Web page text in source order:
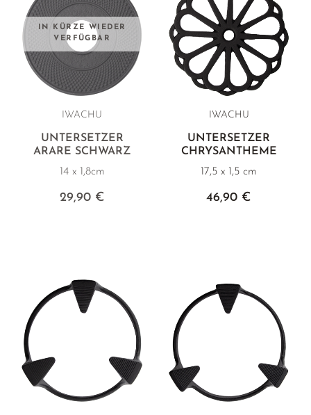
IN KÜRZE WIEDER
VERFÜGBAR
IWACHU
UNTERSETZER
ARARE SCHWARZ
14 x 1,8cm
29,90 €
IWACHU
UNTERSETZER
CHRYSANTHEME
17,5 x 1,5 cm
46,90 €